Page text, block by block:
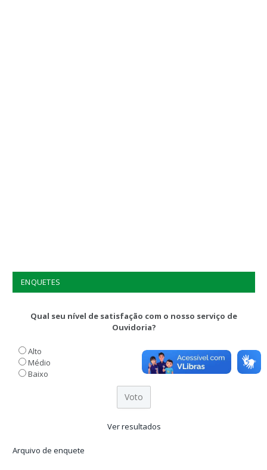
ENQUETES
Qual seu nível de satisfação com o nosso serviço de
Ouvidoria?
Alto
Médio
Baixo
Ver resultados
Arquivo de enquete